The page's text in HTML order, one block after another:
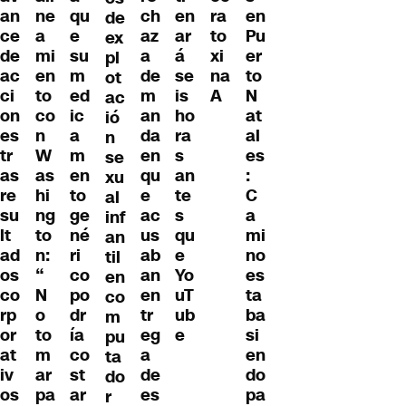
an
ce
de
ac
ci
on
es
tr
as
re
su
lt
ad
os
co
rp
or
at
iv
os
ne
a
mi
en
to
co
n
W
as
hi
ng
to
n:
“
N
o
to
m
ar
pa
qu
e
su
m
ed
ic
a
m
en
to
ge
né
ri
co
po
dr
ía
co
st
ar
de
ex
pl
ot
ac
ió
n
se
xu
al
inf
an
til
en
co
m
pu
ta
do
r
ch
az
a
de
m
an
da
en
qu
e
ac
us
ab
an
en
tr
eg
a
de
es
en
ar
á
se
is
ho
ra
s
an
te
s
qu
e
Yo
uT
ub
e
ra
to
xi
na
A
en
Pu
er
to
N
at
al
es
:
C
a
mi
no
es
ta
ba
si
en
do
pa